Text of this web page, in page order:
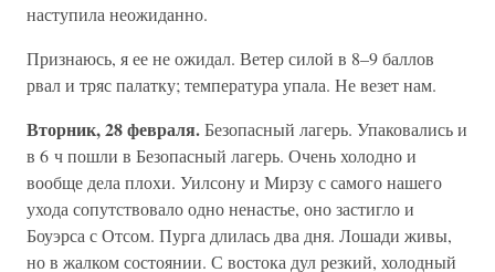
наступила неожиданно.
Признаюсь, я ее не ожидал. Ветер силой в 8–9 баллов
рвал и тряс палатку; температура упала. Не везет нам.
Вторник, 28 февраля.Безопасный лагерь. Упаковались и
в 6 ч пошли в Безопасный лагерь. Очень холодно и
вообще дела плохи. Уилсону и Мирзу с самого нашего
ухода сопутствовало одно ненастье, оно застигло и
Боуэрса с Отсом. Пурга длилась два дня. Лошади живы,
но в жалком состоянии. С востока дул резкий, холодный